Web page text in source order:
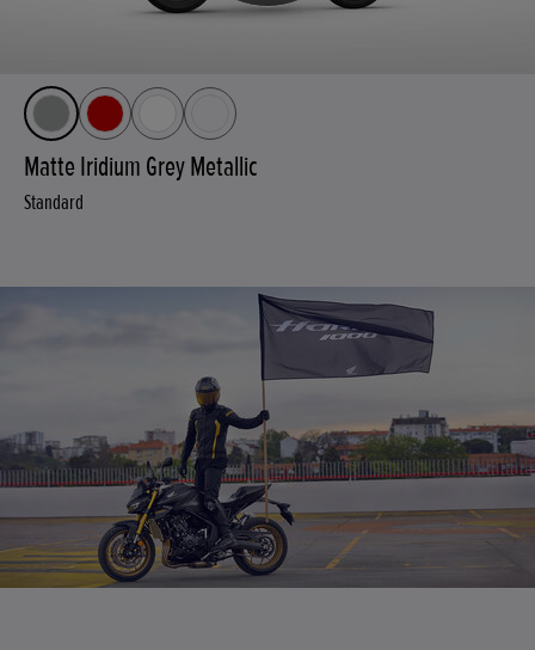
Matte Iridium Grey Metallic
Standard